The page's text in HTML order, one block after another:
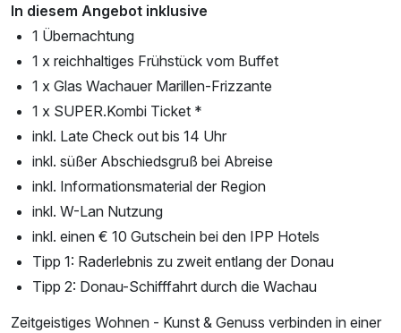
In diesem Angebot inklusive
1 Übernachtung
1 x reichhaltiges Frühstück vom Buffet
1 x Glas Wachauer Marillen-Frizzante
1 x SUPER.Kombi Ticket *
inkl. Late Check out bis 14 Uhr
inkl. süßer Abschiedsgruß bei Abreise
inkl. Informationsmaterial der Region
inkl. W-Lan Nutzung
inkl. einen € 10 Gutschein bei den IPP Hotels
Tipp 1: Raderlebnis zu zweit entlang der Donau
Tipp 2: Donau-Schifffahrt durch die Wachau
Zeitgeistiges Wohnen - Kunst & Genuss verbinden in einer